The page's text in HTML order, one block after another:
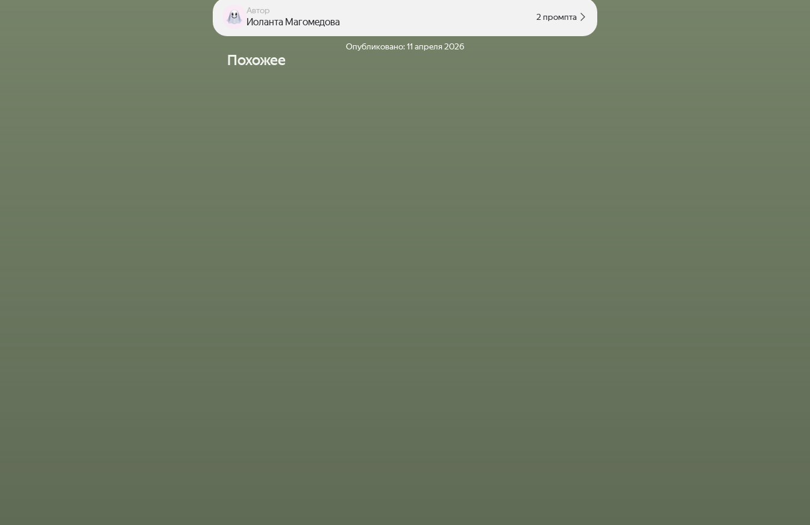
Автор
Иоланта Магомедова 2 промпта
Опубликовано:11 апреля 2026
Похожее